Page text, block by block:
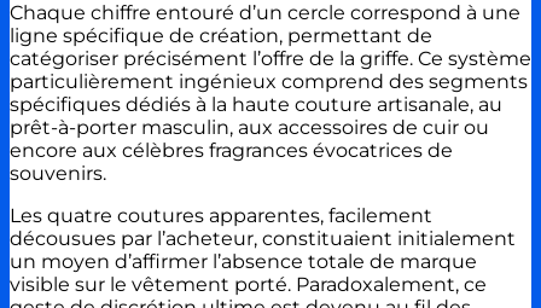
Chaque chiffre entouré d’un cercle correspond à une
ligne spécifique de création, permettant de
catégoriser précisément l’offre de la griffe. Ce système
particulièrement ingénieux comprend des segments
spécifiques dédiés à la haute couture artisanale, au
prêt-à-porter masculin, aux accessoires de cuir ou
encore aux célèbres fragrances évocatrices de
souvenirs.
Les quatre coutures apparentes, facilement
décousues par l’acheteur, constituaient initialement
un moyen d’affirmer l’absence totale de marque
visible sur le vêtement porté. Paradoxalement, ce